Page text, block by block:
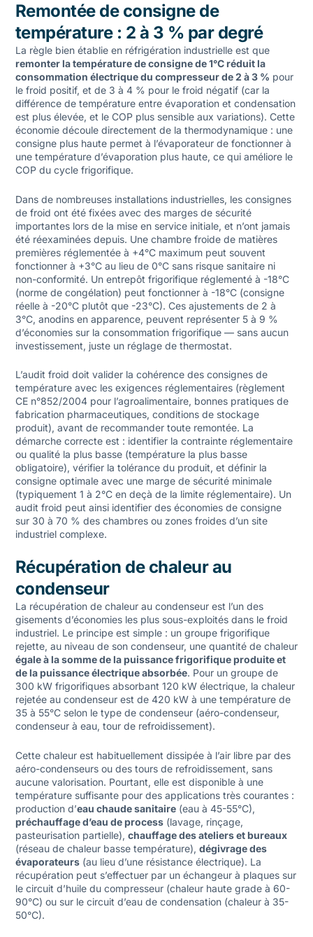
Remontée de consigne de
température : 2 à 3 % par degré
La règle bien établie en réfrigération industrielle est que
remonter la température de consigne de 1°C réduit la
consommation électrique du compresseur de 2 à 3 % pour
le froid positif, et de 3 à 4 % pour le froid négatif (car la
différence de température entre évaporation et condensation
est plus élevée, et le COP plus sensible aux variations). Cette
économie découle directement de la thermodynamique : une
consigne plus haute permet à l’évaporateur de fonctionner à
une température d’évaporation plus haute, ce qui améliore le
COP du cycle frigorifique.
Dans de nombreuses installations industrielles, les consignes
de froid ont été fixées avec des marges de sécurité
importantes lors de la mise en service initiale, et n’ont jamais
été réexaminées depuis. Une chambre froide de matières
premières réglementée à +4°C maximum peut souvent
fonctionner à +3°C au lieu de 0°C sans risque sanitaire ni
non-conformité. Un entrepôt frigorifique réglementé à -18°C
(norme de congélation) peut fonctionner à -18°C (consigne
réelle à -20°C plutôt que -23°C). Ces ajustements de 2 à
3°C, anodins en apparence, peuvent représenter 5 à 9 %
d’économies sur la consommation frigorifique — sans aucun
investissement, juste un réglage de thermostat.
L’audit froid doit valider la cohérence des consignes de
température avec les exigences réglementaires (règlement
CE n°852/2004 pour l’agroalimentaire, bonnes pratiques de
fabrication pharmaceutiques, conditions de stockage
produit), avant de recommander toute remontée. La
démarche correcte est : identifier la contrainte réglementaire
ou qualité la plus basse (température la plus basse
obligatoire), vérifier la tolérance du produit, et définir la
consigne optimale avec une marge de sécurité minimale
(typiquement 1 à 2°C en deçà de la limite réglementaire). Un
audit froid peut ainsi identifier des économies de consigne
sur 30 à 70 % des chambres ou zones froides d’un site
industriel complexe.
Récupération de chaleur au
condenseur
La récupération de chaleur au condenseur est l’un des
gisements d’économies les plus sous-exploités dans le froid
industriel. Le principe est simple : un groupe frigorifique
rejette, au niveau de son condenseur, une quantité de chaleur
égale à la somme de la puissance frigorifique produite et
de la puissance électrique absorbée. Pour un groupe de
300 kW frigorifiques absorbant 120 kW électrique, la chaleur
rejetée au condenseur est de 420 kW à une température de
35 à 55°C selon le type de condenseur (aéro-condenseur,
condenseur à eau, tour de refroidissement).
Cette chaleur est habituellement dissipée à l’air libre par des
aéro-condenseurs ou des tours de refroidissement, sans
aucune valorisation. Pourtant, elle est disponible à une
température suffisante pour des applications très courantes :
production d’eau chaude sanitaire(eau à 45-55°C),
préchauffage d’eau de process(lavage, rinçage,
pasteurisation partielle), chauffage des ateliers et bureaux
(réseau de chaleur basse température), dégivrage des
évaporateurs(au lieu d’une résistance électrique). La
récupération peut s’effectuer par un échangeur à plaques sur
le circuit d’huile du compresseur (chaleur haute grade à 60-
90°C) ou sur le circuit d’eau de condensation (chaleur à 35-
50°C).